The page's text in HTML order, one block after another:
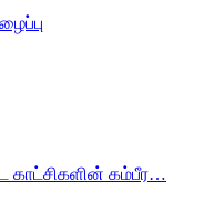
காட்சிகளின் கம்பீர…